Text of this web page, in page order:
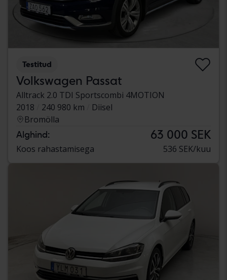
Testitud
Volkswagen Passat
Alltrack 2.0 TDI Sportscombi 4MOTION
2018
240 980 km
Diisel
Bromölla
Alghind: 63 000 SEK
Koos rahastamisega 536 SEK/kuu